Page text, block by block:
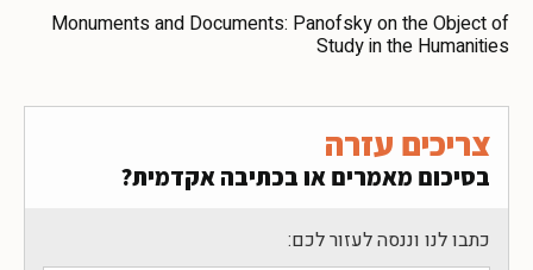
Monuments and Documents: Panofsky on the Object of
Study in the Humanities
צריכים עזרה
בסיכום מאמרים או בכתיבה אקדמית?
כתבו לנו וננסה לעזור לכם: